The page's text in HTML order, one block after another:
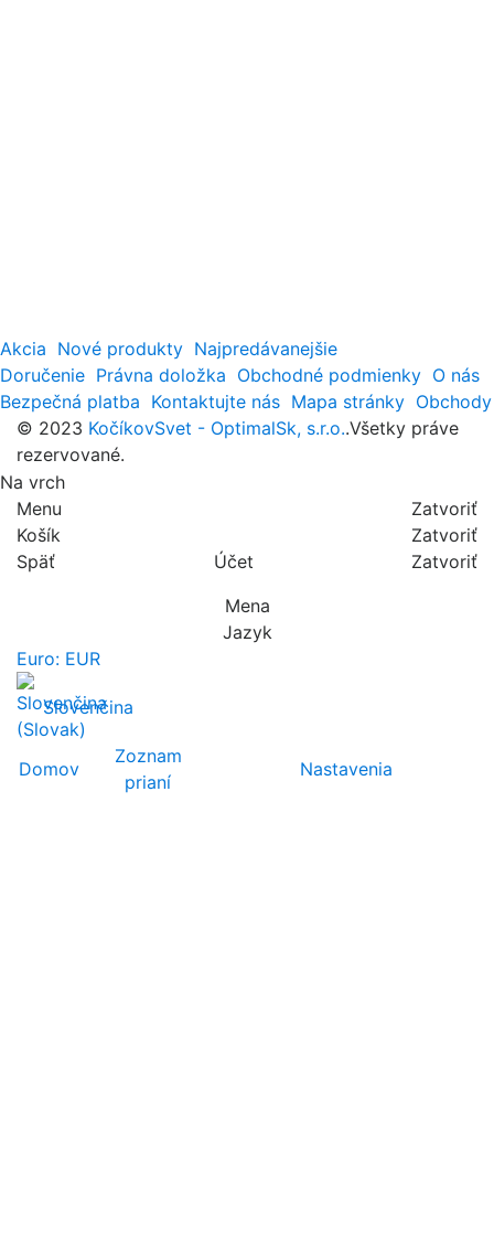
Akcia Nové produkty Najpredávanejšie
Doručenie Právna doložka Obchodné podmienky O nás
Bezpečná platba Kontaktujte nás Mapa stránky Obchody
© 2023 KočíkovSvet - OptimalSk, s.r.o..Všetky práve
rezervované.
Na vrch
Menu
Zatvoriť
Košík
Zatvoriť
Späť
Účet
Zatvoriť
Mena
Jazyk
Euro: EUR
Slovenčina
Domov
Zoznam
prianí
Nastavenia